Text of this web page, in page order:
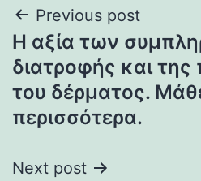
Post
navigation
Previous post
Η αξία των
διατροφής και της
του δέρματος.
περισσότερα.
Next post